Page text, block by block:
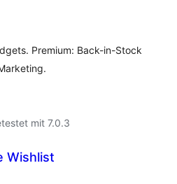
Premium: Back-in-Stock
mit 7.0.3
Wishlist